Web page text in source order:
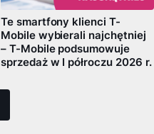
Te smartfony klienci T-
Mobile wybierali najchętniej
– T-Mobile podsumowuje
sprzedaż w I półroczu 2026 r.